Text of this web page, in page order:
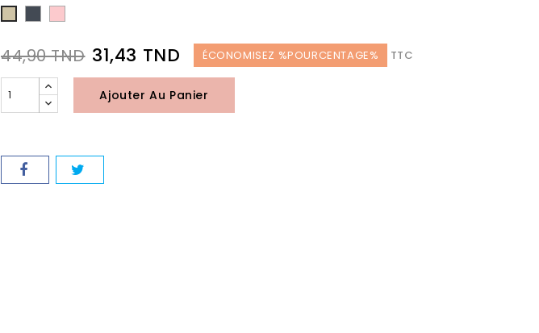
Taupe
44,90 TND 31,43 TND ÉCONOMISEZ %POURCENTAGE% TTC
Ajouter Au Panier